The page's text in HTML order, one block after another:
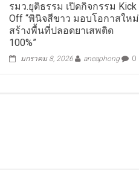
รมว.ยุติธรรม เปิดกิจกรรม Kick
Off “พินิจสีขาว มอบโอกาสใหม่
สร้างพื้นที่ปลอดยาเสพติด
100%”
มกราคม 8, 2026 aneaphong 0